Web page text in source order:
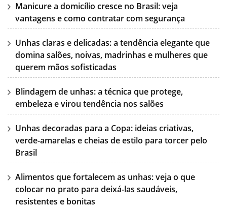
Manicure a domicílio cresce no Brasil: veja
vantagens e como contratar com segurança
Unhas claras e delicadas: a tendência elegante que
domina salões, noivas, madrinhas e mulheres que
querem mãos sofisticadas
Blindagem de unhas: a técnica que protege,
embeleza e virou tendência nos salões
Unhas decoradas para a Copa: ideias criativas,
verde-amarelas e cheias de estilo para torcer pelo
Brasil
Alimentos que fortalecem as unhas: veja o que
colocar no prato para deixá-las saudáveis,
resistentes e bonitas